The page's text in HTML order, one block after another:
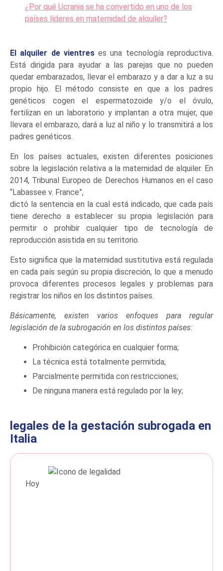
¿Por qué Ucrania se ha convertido en uno de los
países líderes en maternidad de alquiler?
El alquiler de vientreses una tecnología reproductiva.
Está dirigida para ayudar a las parejas que no pueden
quedar embarazados, llevar el embarazo y a dar a luz a su
propio hijo. El método consiste en que a los padres
genéticos cogen el espermatozoide y/o el óvulo,
fertilizan en un laboratorio y implantan a otra mujer, que
llevara el embarazo, dará a luz al niño y lo transmitirá a los
padres genéticos.
En los países actuales, existen diferentes posiciones
sobre la legislación relativa a la maternidad de alquiler. En
2014, Tribunal Europeo de Derechos Humanos en el caso
“Labassee v. France”,
dictó la sentencia en la cual está indicado, que cada país
tiene derecho a establecer su propia legislación para
permitir o prohibir cualquier tipo de tecnología de
reproducción asistida en su territorio.
Esto significa que la maternidad sustitutiva está regulada
en cada país según su propia discreción, lo que a menudo
provoca diferentes procesos legales y problemas para
registrar los niños en los distintos países.
Básicamente, existen varios enfoques para regular
legislación de la subrogación en los distintos países:
Prohibición categórica en cualquier forma;
La técnica está totalmente permitida;
Parcialmente permitida con restricciones;
De ninguna manera está regulado por la ley;
legales de la gestación subrogada en
Italia
Hoy